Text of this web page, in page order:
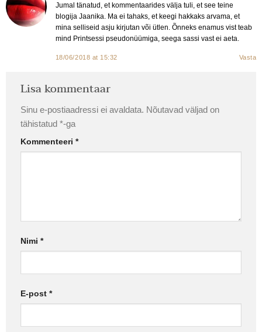
Jumal tänatud, et kommentaarides välja tuli, et see teine
blogija Jaanika. Ma ei tahaks, et keegi hakkaks arvama, et
mina selliseid asju kirjutan või ütlen. Õnneks enamus vist teab
mind Printsessi pseudonüümiga, seega sassi vast ei aeta.
18/06/2018 at 15:32 Vasta
Lisa kommentaar
Sinu e-postiaadressi ei avaldata. Nõutavad väljad on
tähistatud *-ga
Kommenteeri *
Nimi *
E-post *